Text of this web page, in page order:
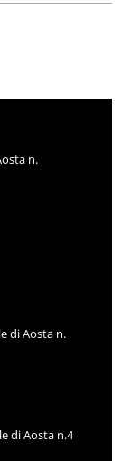
n.
di Aosta n.
di Aosta n.4